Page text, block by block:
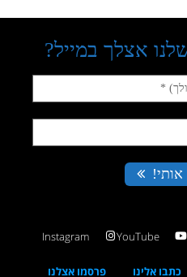
YouTube
Instagram
כתבו אלינו פרסמו אצלנו